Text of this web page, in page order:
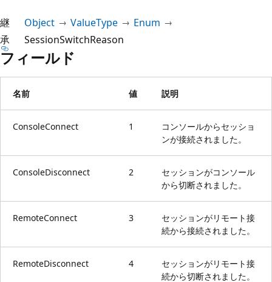
継
承
Object ValueType
Enum
SessionSwitchReason
フィールド
名前 値 説明
ConsoleConnect 1
コンソールからセッショ
ンが接続されました。
ConsoleDisconnect 2
セッションがコンソール
から切断されました。
RemoteConnect 3
セッションがリモート接
続から接続されました。
RemoteDisconnect 4
セッションがリモート接
続から切断されました。